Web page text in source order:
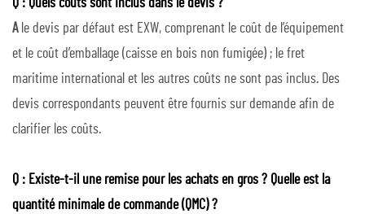
Q : Quels coûts sont inclus dans le devis ?
A le devis par défaut est EXW, comprenant le coût de l’équipement
et le coût d’emballage (caisse en bois non fumigée) ; le fret
maritime international et les autres coûts ne sont pas inclus. Des
devis correspondants peuvent être fournis sur demande afin de
clarifier les coûts.
Q : Existe-t-il une remise pour les achats en gros ? Quelle est la
quantité minimale de commande (QMC) ?